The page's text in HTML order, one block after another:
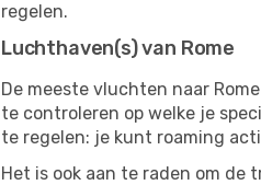
regelen.
Luchthaven(s) van Rome
De meeste vluchten naar
te controleren op welke je
te regelen: je kunt roaming
Het is ook aan te raden om